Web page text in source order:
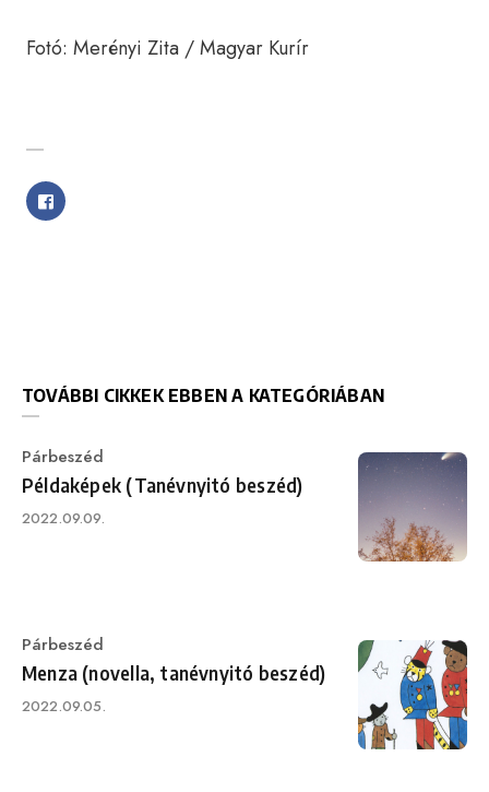
Fotó: Merényi Zita / Magyar Kurír
TOVÁBBI CIKKEK EBBEN A KATEGÓRIÁBAN
Category
Párbeszéd
Példaképek (Tanévnyitó beszéd)
Published
2022.09.09.
Category
Párbeszéd
Menza (novella, tanévnyitó beszéd)
Published
2022.09.05.